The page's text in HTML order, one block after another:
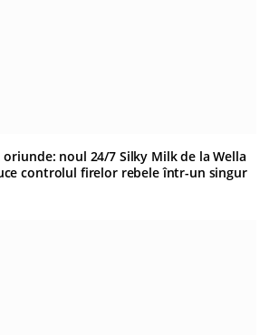
noul 24/7 Silky Milk de la Wella
controlul firelor rebele într-un singur